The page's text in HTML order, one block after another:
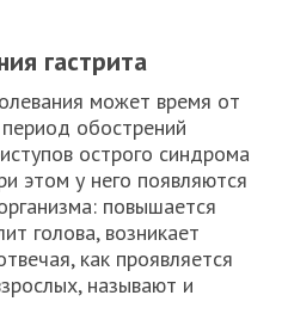
гастрита
может время от
период обострений
острого синдрома
этом у него появляются
повышается
голова, возникает
как проявляется
называют и